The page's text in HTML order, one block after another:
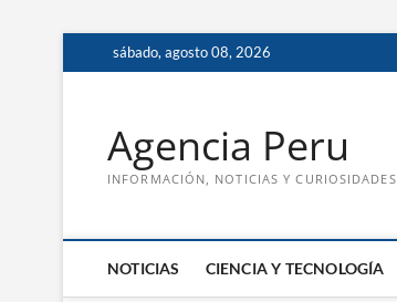
al
sábado, agosto 08, 2026
Agencia Peru
INFORMACIÓN, NOTICIAS Y CURIOSIDADES
NOTICIAS CIENCIA Y TECNOLOGÍA